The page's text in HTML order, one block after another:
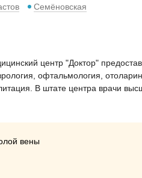
Семёновская
центр "Доктор"
офтальмология,
В штате центра врачи
вены